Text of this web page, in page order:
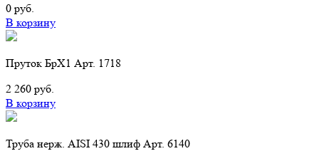
0 руб.
В корзину
Пруток БрХ1 Арт. 1718
2 260 руб.
В корзину
Труба нерж. AISI 430 шлиф Арт. 6140